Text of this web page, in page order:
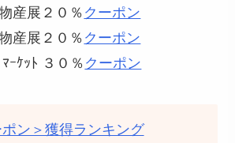
産展２０％ クーポン
産展２０％ クーポン
ｰｹｯﾄ ３０％ クーポン
ポン＞獲得ランキング